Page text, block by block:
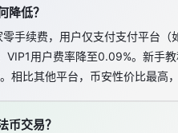
降低？
手续费，用户仅支付支付平台
用户费率降至0.09%。新手
相比其他平台，币安性价比最高
币交易？